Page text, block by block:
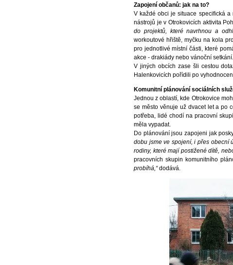
Zapojení občanů: jak na to?
V každé obci je situace specifická
nástrojů je v Otrokovicích aktivita
do projektů, které navrhnou a
workoutové hřiště, myčku na kola
pro jednotlivé místní části, které
akce - drakiády nebo vánoční
V jiných obcích zase šli cestou
Halenkovicích pořídili po
Komunitní plánování sociálních
Jednou z oblastí, kde Otrokovice
se město věnuje už dvacet let a po
potřeba, lidé chodí na pracovní
měla vypadat.
Do plánování jsou zapojeni jak
dobu jsme ve spojení, i přes obecní
rodiny, které mají postižené dítě,
pracovních skupin komunitního
probíhá,“dodává.